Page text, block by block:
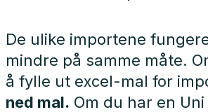
De ulike importene
mindre på samme måte.
å fylle ut excel-mal for
ned mal. Om du har en